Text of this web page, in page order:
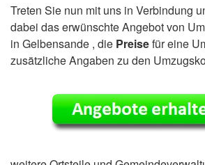
Treten Sie nun mit uns in Verbindung
dabei das erwünschte Angebot von
in Gelbensande , die Preisefür eine
zusätzliche Angaben zu den